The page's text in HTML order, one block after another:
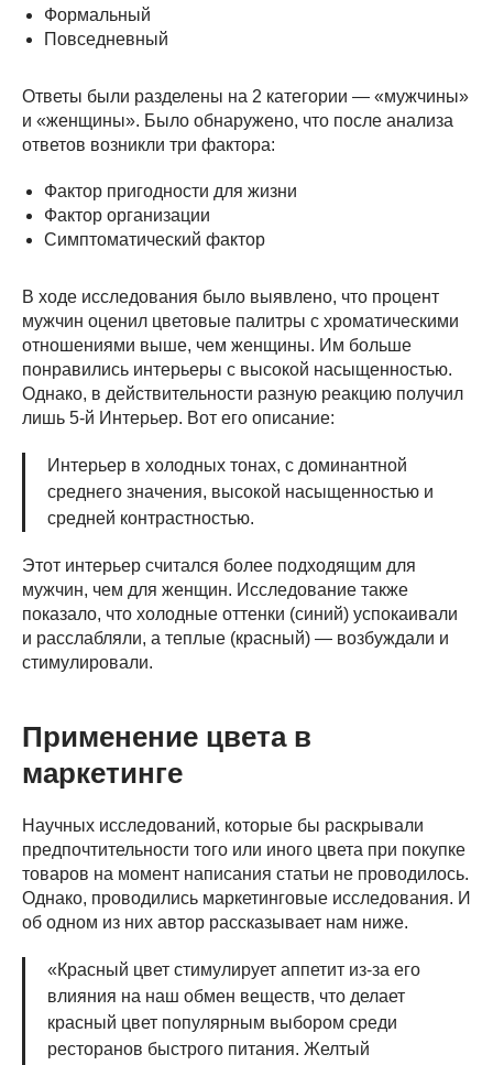
Формальный
Повседневный
Ответы были разделены на 2 категории — «мужчины»
и «женщины». Было обнаружено, что после анализа
ответов возникли три фактора:
Фактор пригодности для жизни
Фактор организации
Симптоматический фактор
В ходе исследования было выявлено, что процент
мужчин оценил цветовые палитры с хроматическими
отношениями выше, чем женщины. Им больше
понравились интерьеры с высокой насыщенностью.
Однако, в действительности разную реакцию получил
лишь 5-й Интерьер. Вот его описание:
Интерьер в холодных тонах, с доминантной
среднего значения, высокой насыщенностью и
средней контрастностью.
Этот интерьер считался более подходящим для
мужчин, чем для женщин. Исследование также
показало, что холодные оттенки (синий) успокаивали
и расслабляли, а теплые (красный) — возбуждали и
стимулировали.
Применение цвета в
маркетинге
Научных исследований, которые бы раскрывали
предпочтительности того или иного цвета при покупке
товаров на момент написания статьи не проводилось.
Однако, проводились маркетинговые исследования. И
об одном из них автор рассказывает нам ниже.
«Красный цвет стимулирует аппетит из-за его
влияния на наш обмен веществ, что делает
красный цвет популярным выбором среди
ресторанов быстрого питания. Желтый